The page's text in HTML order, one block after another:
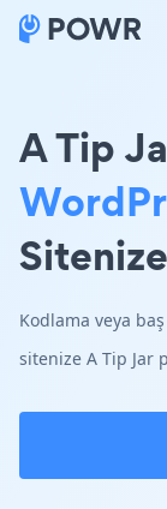
A Tip
Kodlama veya
sitenize A Tip Jar